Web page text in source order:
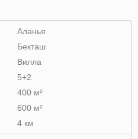
Аланья
Бекташ
Вилла
5+2
400 м²
600 м²
4 км